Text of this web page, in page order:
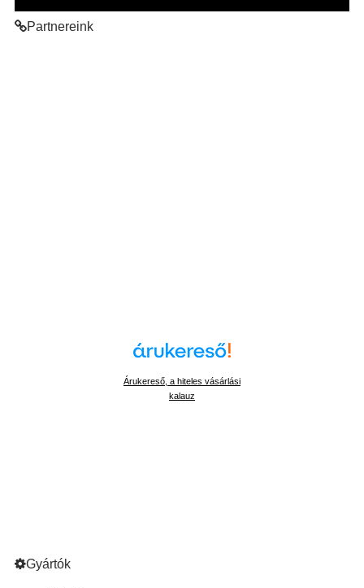
Partnereink
Árukereső, a hiteles vásárlási
kalauz
Gyártók